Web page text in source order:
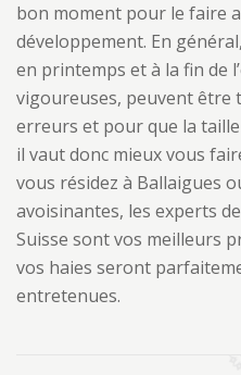
bon moment pour le faire
développement. En
en printemps et à la fin de
vigoureuses, peuvent être
erreurs et pour que la
il vaut donc mieux vous
vous résidez à Ballaigues
avoisinantes, les experts
Suisse sont vos meilleurs
vos haies seront
entretenues.